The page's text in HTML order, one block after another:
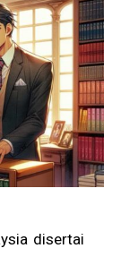
disertai